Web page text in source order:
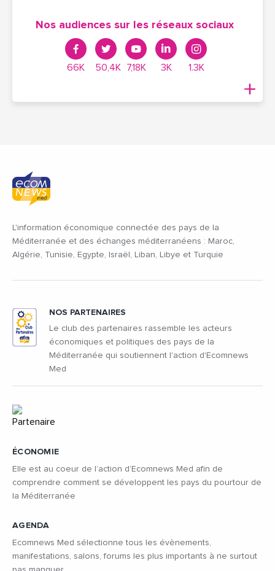
Nos audiences sur les réseaux sociaux
66K 50,4K 7,18K 3K 1.3K
L'information économique connectée des pays de la
Méditerranée et des échanges méditerranéens : Maroc,
Algérie, Tunisie, Egypte, Israël, Liban, Libye et Turquie
ÉCONOMIE
Elle est au coeur de l’action d’Ecomnews Med afin de
comprendre comment se développent les pays du pourtour de
la Méditerranée
AGENDA
Ecomnews Med sélectionne tous les évènements,
manifestations, salons, forums les plus importants à ne surtout
NOS PARTENAIRES
Le club des partenaires rassemble les acteurs
économiques et politiques des pays de la
Méditerranée qui soutiennent l'action d'Ecomnews
Med